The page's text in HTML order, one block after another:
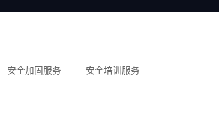
安全加固服务 安全培训服务